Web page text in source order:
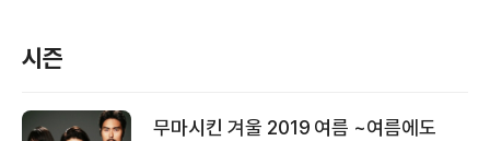
시즌
무마시킨 겨울 2019 여름 ~여름에도